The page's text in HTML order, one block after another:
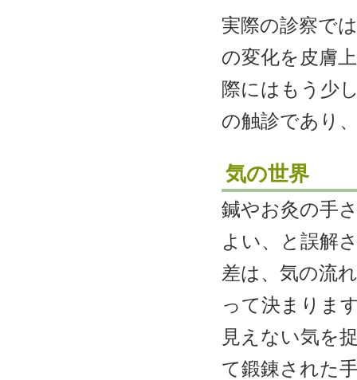
実際の診察で
の変化を皮膚
際にはもう少
の触診であり
気の世界
鍼やお灸の手
よい、と誤解
差は、気の流
って決まりま
見えない気を
て鍛錬された